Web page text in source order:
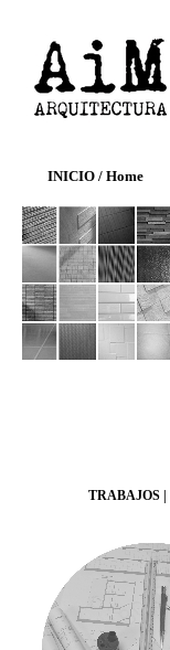
INICIO / Home
TRABAJOS |